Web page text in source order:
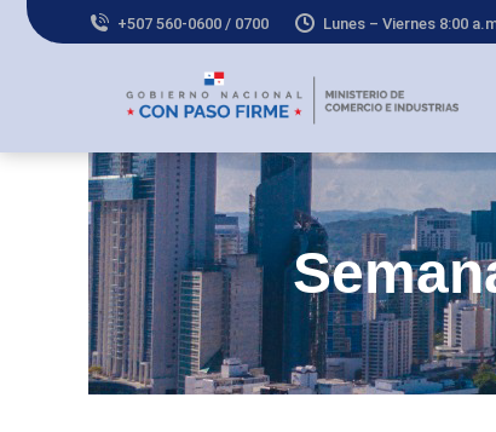
+507 560-0600 / 0700 Lunes – Viernes 8:00